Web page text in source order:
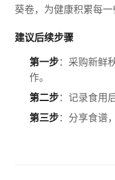
葵卷，为健康积累每一
建议后续步骤
第一步：采购新鲜
作。
第二步：记录食用
第三步：分享食谱